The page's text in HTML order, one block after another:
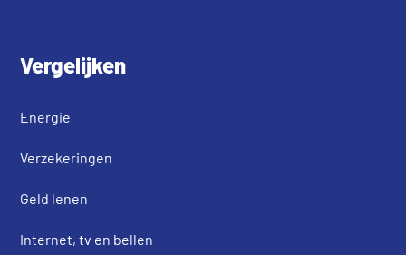
Vergelijken
Energie
Verzekeringen
Geld lenen
Internet, tv en bellen